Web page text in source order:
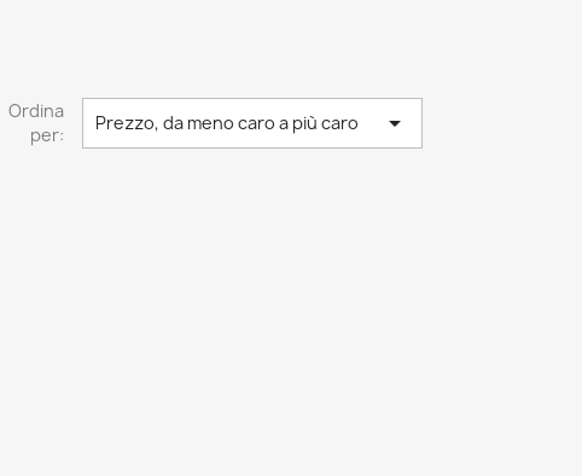
Ordina
per:
Prezzo, da meno caro a più caro 